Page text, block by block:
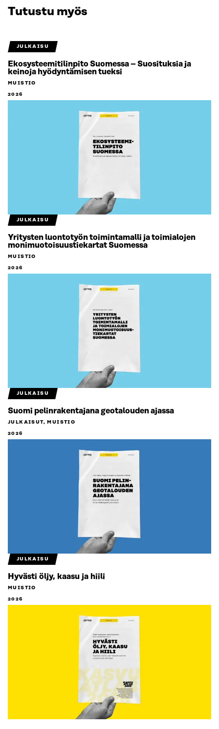
Tutustu myös
JULKAISU
Ekosysteemitilinpito Suomessa – Suosituksia ja
keinoja hyödyntämisen tueksi
MUISTIO
2026
JULKAISU
Yritysten luontotyön toimintamalli ja toimialojen
monimuotoisuustiekartat Suomessa
MUISTIO
2026
JULKAISU
Suomi pelinrakentajana geotalouden ajassa
JULKAISUT, MUISTIO
2026
JULKAISU
Hyvästi öljy, kaasu ja hiili
MUISTIO
2026